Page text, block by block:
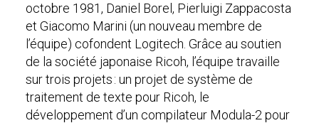
octobre 1981, Daniel Borel, Pierluigi Zappacosta
et Giacomo Marini (un nouveau membre de
l’équipe) cofondent Logitech. Grâce au soutien
de la société japonaise Ricoh, l’équipe travaille
sur trois projets : un projet de système de
traitement de texte pour Ricoh, le
développement d’un compilateur Modula-2 pour